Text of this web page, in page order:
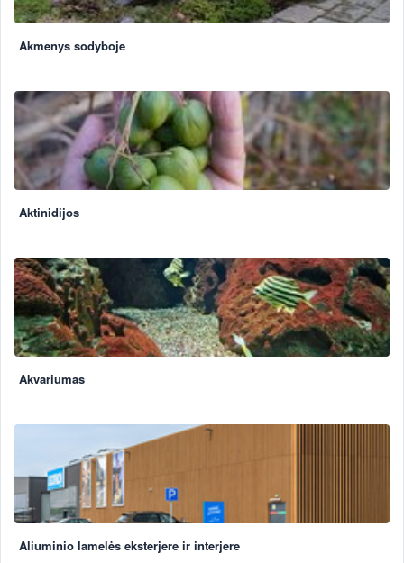
Akmenys sodyboje
Aktinidijos
Akvariumas
Aliuminio lamelės eksterjere ir interjere